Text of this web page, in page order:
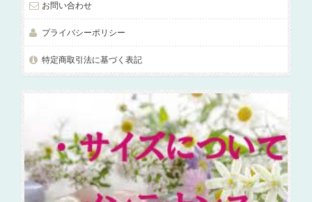
お問い合わせ
プライバシーポリシー
特定商取引法に基づく表記